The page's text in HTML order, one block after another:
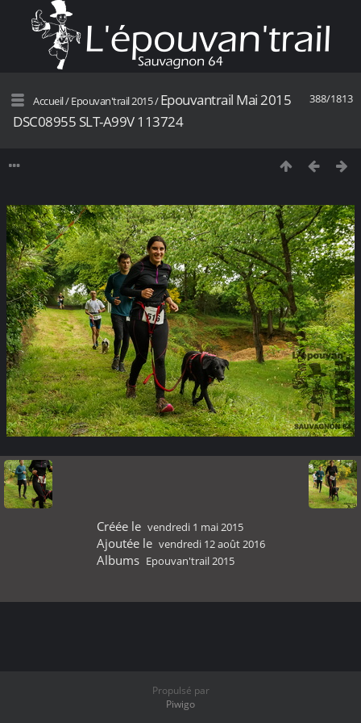
388/1813
Accueil/Epouvan'trail 2015/Epouvantrail Mai 2015
DSC08955 SLT-A99V 113724
Créée le vendredi 1 mai 2015
Ajoutée le vendredi 12 août 2016
Albums Epouvan'trail 2015
Propulsé par
Piwigo